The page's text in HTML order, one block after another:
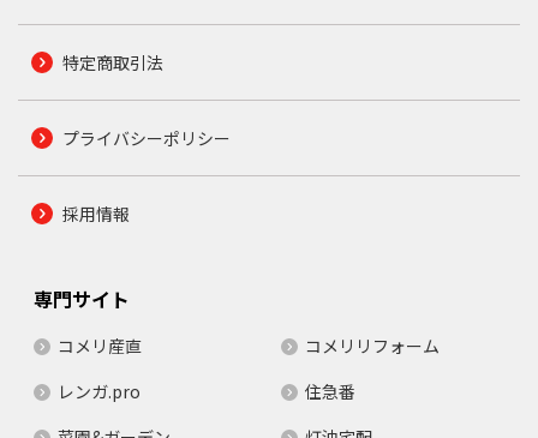
特定商取引法
プライバシーポリシー
採用情報
専門サイト
コメリ産直
コメリリフォーム
レンガ.pro
住急番